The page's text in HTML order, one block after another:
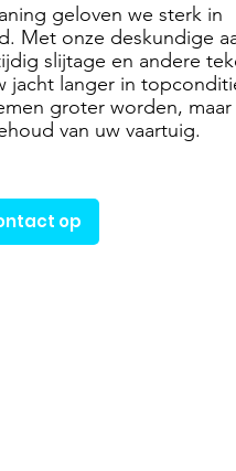
geloven we sterk in
Met onze deskundige
slijtage en andere
jacht langer in
groter worden, maar
van uw vaartuig.
op